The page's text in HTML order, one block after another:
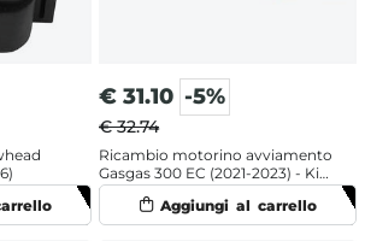
€ 31.10 -5%
€ 32.74
Ricambio motorino avviamento
Gasgas 300 EC (2021-2023) - Kit
revisione